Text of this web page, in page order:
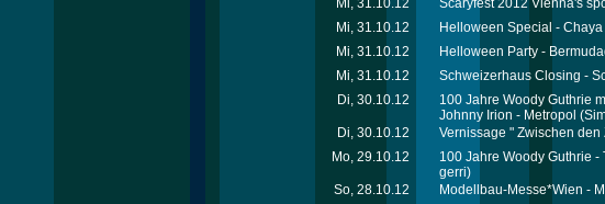
Mi, 31.10.12
Scaryfest 2012 Vienna's
Mi, 31.10.12
Helloween Special -
Mi, 31.10.12
Helloween Party -
Mi, 31.10.12
Schweizerhaus Closing -
Di, 30.10.12
100 Jahre Woody Guthrie
Johnny Irion - Metropol
Di, 30.10.12 Vernissage " Zwischen
Mo, 29.10.12
100 Jahre Woody Guthrie -
gerri)
So, 28.10.12 Modellbau-Messe*Wien -